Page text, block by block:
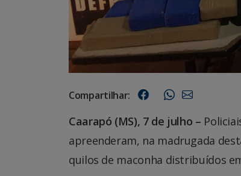
Compartilhar:
Caarapó (MS), 7 de julho –
apreenderam, na madrugada
quilos de maconha distribuídos